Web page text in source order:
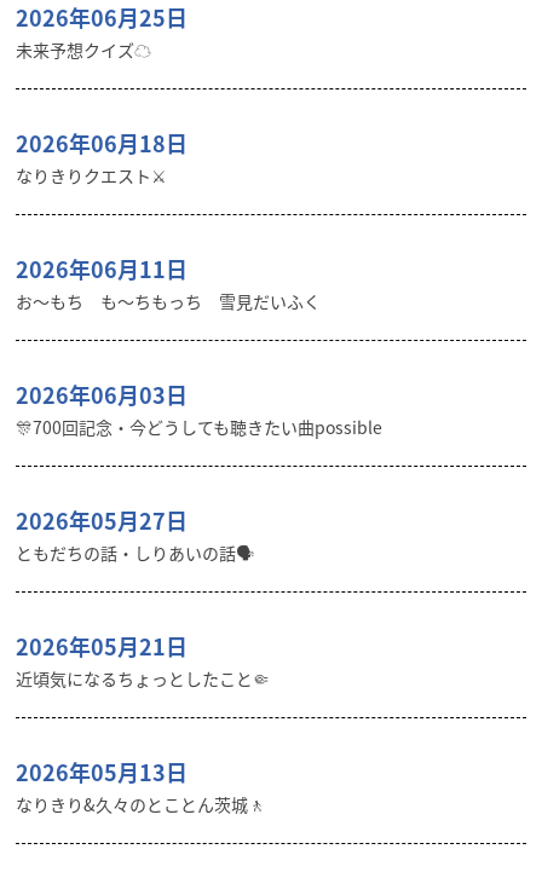
2026年06月25日
未来予想クイズ☁︎
2026年06月18日
なりきりクエスト⚔️
2026年06月11日
お〜もち も〜ちもっち 雪見だいふく
2026年06月03日
🎊700回記念・今どうしても聴きたい曲possible
2026年05月27日
ともだちの話・しりあいの話🗣️
2026年05月21日
近頃気になるちょっとしたこと🤏
2026年05月13日
なりきり&久々のとことん茨城🚶